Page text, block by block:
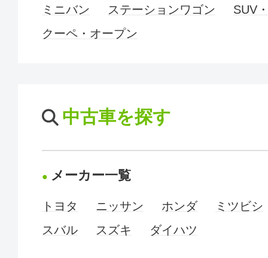
ミニバン
ステーションワゴン
SUV
クーペ・オープン
中古車を探す
メーカー一覧
トヨタ ニッサン ホンダ
ミツビシ
スバル
スズキ ダイハツ